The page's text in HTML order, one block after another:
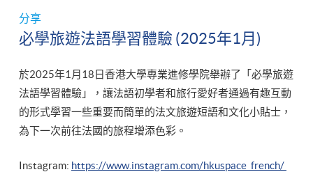
分享
必學旅遊法語學習體驗 (2025年1月)
於2025年1月18日香港大學專業進修學院舉辦了「必學旅遊
法語學習體驗」，讓法語初學者和旅行愛好者通過有趣互動
的形式學習一些重要而簡單的法文旅遊短語和文化小貼士，
為下一次前往法國的旅程增添色彩。
Instagram: https://www.instagram.com/hkuspace_french/